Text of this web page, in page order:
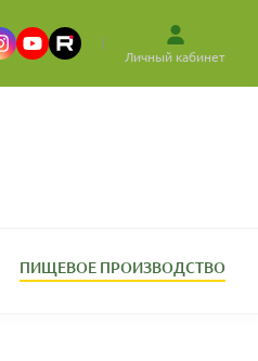
Личный кабинет
ПИЩЕВОЕ ПРОИЗВОДСТВО